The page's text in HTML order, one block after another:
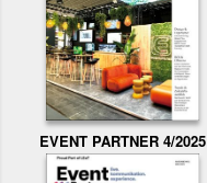
EVENT PARTNER 4/2025